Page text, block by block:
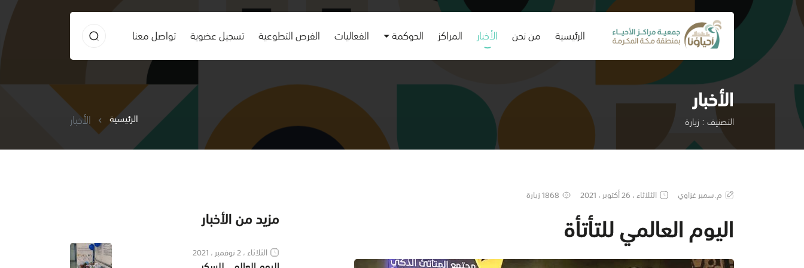
الرئيسية
(current) من نحن الأخبار المراكز الحوكمة الفعاليات الفرص التطوعية تسجيل عضوية تواصل معنا
الأخبار
التصنيف : زيارة الرئيسية الأخبار
م.سمير غزاوي الثلاثاء ، 26 أكتوبر ، 2021 1868 زيارة
اليوم العالمي للتأتأة مزيد من الأخبار
الثلاثاء ، 2 نوفمبر ، 2021